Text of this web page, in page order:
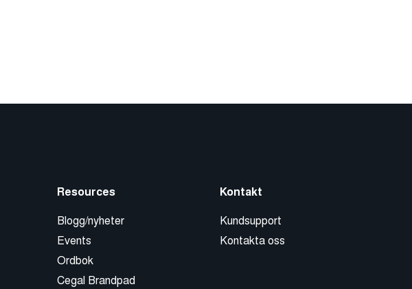
Resources
Blogg/nyheter
Events
Ordbok
Cegal Brandpad
Kontakt
Kundsupport
Kontakta oss